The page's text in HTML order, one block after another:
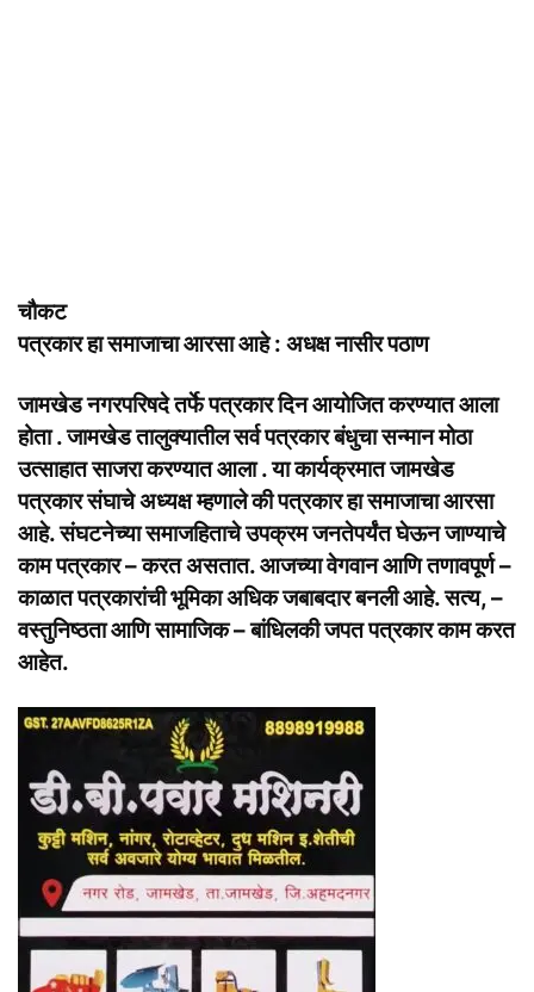
चौकट
पत्रकार हा समाजाचा आरसा आहे : अधक्ष नासीर पठाण
जामखेड नगरपरिषदे तर्फे पत्रकार दिन आयोजित करण्यात आला
होता . जामखेड तालुक्यातील सर्व पत्रकार बंधुचा सन्मान मोठा
उत्साहात साजरा करण्यात आला . या कार्यक्रमातजामखेड
पत्रकार संघाचे अध्यक्ष म्हणाले की पत्रकार हा समाजाचा आरसा
आहे. संघटनेच्या समाजहिताचे उपक्रम जनतेपर्यंत घेऊन जाण्याचे
काम पत्रकार – करत असतात. आजच्या वेगवान आणि तणावपूर्ण –
काळात पत्रकारांची भूमिका अधिक जबाबदार बनली आहे. सत्य, –
वस्तुनिष्ठता आणि सामाजिक – बांधिलकी जपत पत्रकार काम करत
आहेत.